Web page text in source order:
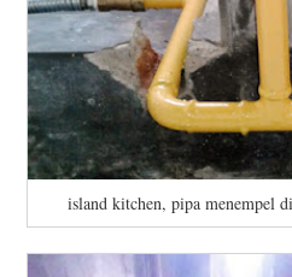
island kitchen, pipa menempel